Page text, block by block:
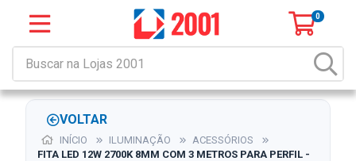
0
VOLTAR
INÍCIO ILUMINAÇÃO
ACESSÓRIOS
FITA LED 12W 2700K 8MM COM 3 METROS PARA PERFIL -